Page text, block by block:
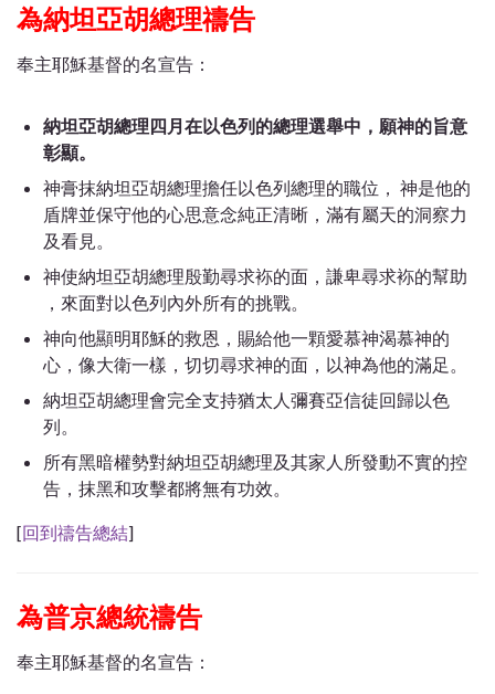
為納坦亞胡總理禱告
奉主耶穌基督的名宣告：
納坦亞胡總理四月在以色列的總理選舉中，願神的旨意
彰顯。
神膏抹納坦亞胡總理擔任以色列總理的職位， 神是他的
盾牌並保守他的心思意念純正清晰，滿有屬天的洞察力
及看見。
神使納坦亞胡總理殷勤尋求袮的面，謙卑尋求袮的幫助
，來面對以色列內外所有的挑戰。
神向他顯明耶穌的救恩，賜給他一顆愛慕神渴慕神的
心，像大衛一樣，切切尋求神的面，以神為他的滿足。
納坦亞胡總理會完全支持猶太人彌賽亞信徒回歸以色
列。
所有黑暗權勢對納坦亞胡總理及其家人所發動不實的控
告，抹黑和攻擊都將無有功效。
[回到禱告總結]
為普京總統禱告
奉主耶穌基督的名宣告：